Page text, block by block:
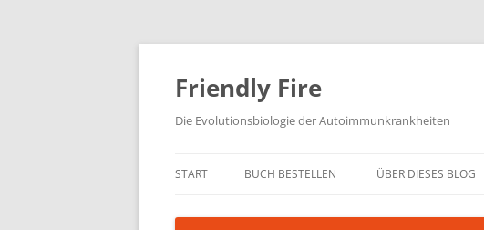
Zum
springen
Friendly Fire
Die Evolutionsbiologie der Autoimmunkrankheiten
START BUCH BESTELLEN ÜBER DIESES BLOG